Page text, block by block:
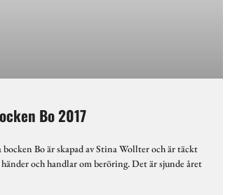
Bo 2017
bocken Bo är skapad av Stina Wollter och är täckt
och handlar om beröring. Det är sjunde året